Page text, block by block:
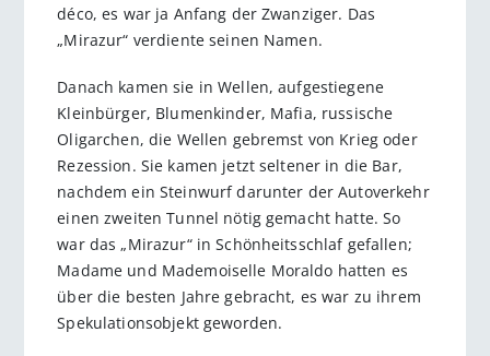
déco, es war ja Anfang der Zwanziger. Das
„Mirazur“ verdiente seinen Namen.
Danach kamen sie in Wellen, aufgestiegene
Kleinbürger, Blumenkinder, Mafia, russische
Oligarchen, die Wellen gebremst von Krieg oder
Rezession. Sie kamen jetzt seltener in die Bar,
nachdem ein Steinwurf darunter der Autoverkehr
einen zweiten Tunnel nötig gemacht hatte. So
war das „Mirazur“ in Schönheitsschlaf gefallen;
Madame und Mademoiselle Moraldo hatten es
über die besten Jahre gebracht, es war zu ihrem
Spekulationsobjekt geworden.